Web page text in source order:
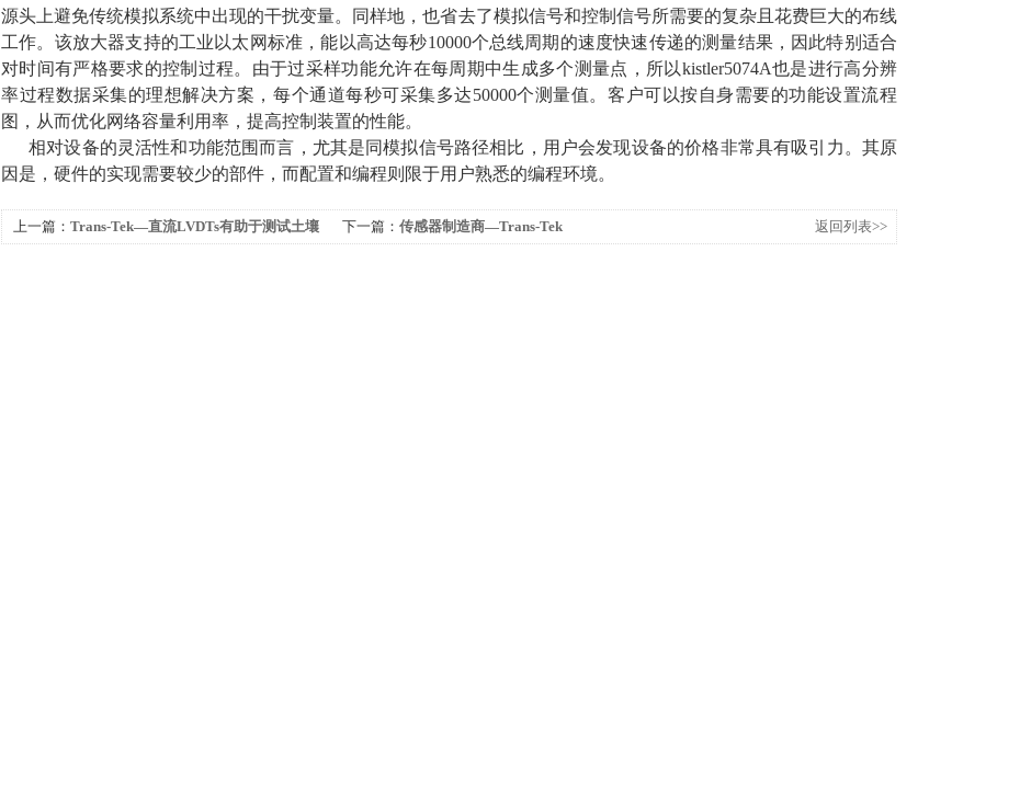
源头上避免传统模拟系统中出现的干扰变量。同样地，也省去了模拟信号和控制信号所需要的复杂且花费巨大的布线
工作。该放大器支持的工业以太网标准，能以高达每秒10000个总线周期的速度快速传递的测量结果，因此特别适合
对时间有严格要求的控制过程。由于过采样功能允许在每周期中生成多个测量点，所以kistler5074A也是进行高分辨
率过程数据采集的理想解决方案，每个通道每秒可采集多达50000个测量值。客户可以按自身需要的功能设置流程
图，从而优化网络容量利用率，提高控制装置的性能。
相对设备的灵活性和功能范围而言，尤其是同模拟信号路径相比，用户会发现设备的价格非常具有吸引力。其原
因是，硬件的实现需要较少的部件，而配置和编程则限于用户熟悉的编程环境。
上一篇： Trans-Tek—直流LVDTs有助于测试土壤
下一篇： 传感器制造商—Trans-Tek 返回列表>>